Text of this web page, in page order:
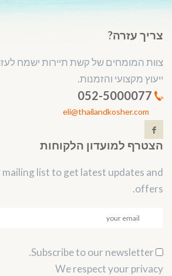
צריך עזרה?
צוות המומחים של קשת תיירות ישמח
ייעוץ מקצועי והזמנות.
eli@thailandkosher.com
הצטרף למועדון הלקוחות
list to get latest updates and
offers.
We respect your privacy